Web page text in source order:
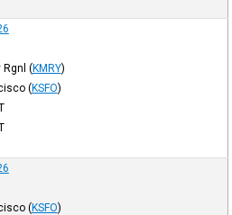
(KMRY)
(KSFO)
(KSFO)